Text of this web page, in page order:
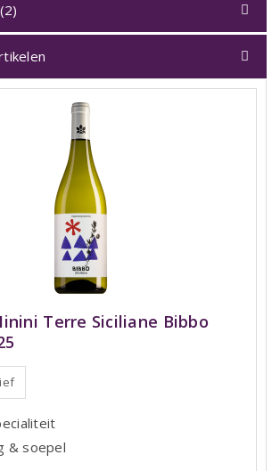
Terre Siciliane Bibbo
& soepel